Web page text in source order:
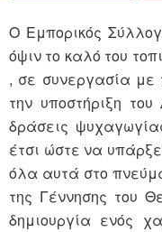
Ο Εμπορικός
όψιν το καλό του
, σε συνεργασία με
την υποστήριξη
δράσεις
έτσι ώστε να
όλα αυτά στο
της Γέννησης του
δημιουργία ενός